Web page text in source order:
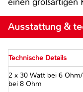
Ausstattung &
Technische Details
2 x 30 Watt bei 6
bei 8 Ohm